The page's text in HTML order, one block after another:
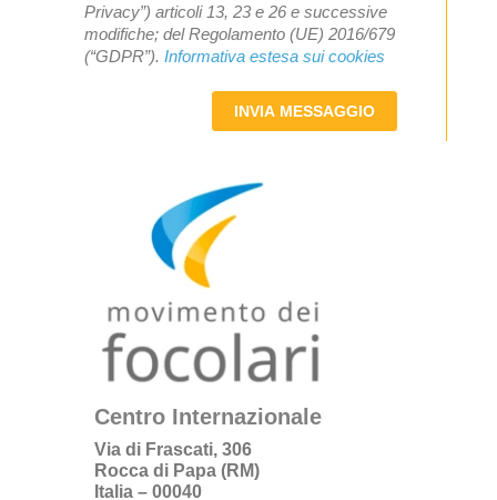
Privacy”) articoli 13, 23 e 26 e successive
modifiche; del Regolamento (UE) 2016/679
(“GDPR”). Informativa estesa sui cookies
INVIA MESSAGGIO
Centro Internazionale
Via di Frascati, 306
Rocca di Papa (RM)
Italia – 00040